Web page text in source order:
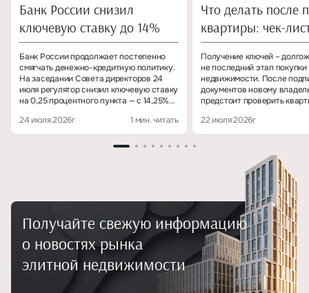
Банк России снизил
ключевую ставку до 14%
Банк России продолжает постепенно
смягчать денежно-кредитную политику.
На заседании Совета директоров 24
июля регулятор снизил ключевую ставку
на 0,25 процентного пункта — с 14,25%
24 июля 2026г 1 мин. читать
Что делать после
квартиры: чек-
собственника
Получение ключей –
не последний этап покупки
недвижимости. После
документов новому
предстоит проверить
переоформить
государственных реестрах.
Разберём, что делать
ключей от квартиры и
желательно решить в
22 июля 2026г
Получайте свежую информацию
о новостях рынка
элитной недвижимости